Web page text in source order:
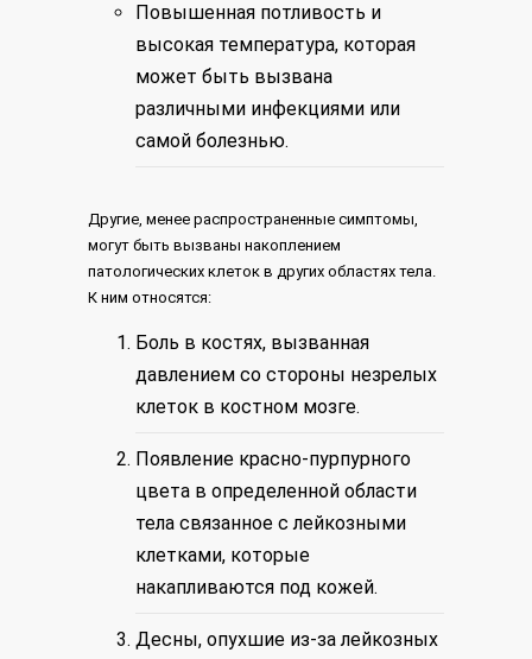
Повышенная потливость и
высокая температура, которая
может быть вызвана
различными инфекциями или
самой болезнью.
Другие, менее распространенные симптомы,
могут быть вызваны накоплением
патологических клеток в других областях тела.
К ним относятся:
Боль в костях, вызванная
давлением со стороны незрелых
клеток в костном мозге.
Появление красно-пурпурного
цвета в определенной области
тела связанное с лейкозными
клетками, которые
накапливаются под кожей.
Десны, опухшие из-за лейкозных